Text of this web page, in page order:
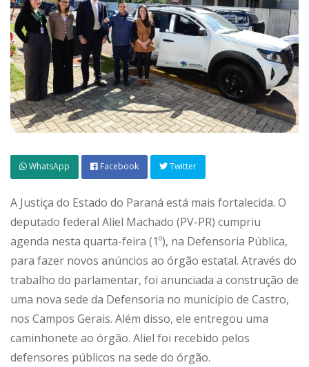
WhatsApp Facebook Twitter
A Justiça do Estado do Paraná está mais fortalecida. O
deputado federal Aliel Machado (PV-PR) cumpriu
agenda nesta quarta-feira (1º), na Defensoria Pública,
para fazer novos anúncios ao órgão estatal. Através do
trabalho do parlamentar, foi anunciada a construção de
uma nova sede da Defensoria no município de Castro,
nos Campos Gerais. Além disso, ele entregou uma
caminhonete ao órgão. Aliel foi recebido pelos
defensores públicos na sede do órgão.